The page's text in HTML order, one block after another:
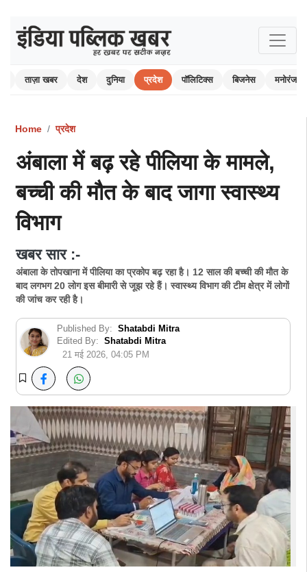
ताज़ा खबर देश दुनिया प्रदेश पॉलिटिक्स बिजनेस मनोरंजन
Home प्रदेश
अंबाला में बढ़ रहे पीलिया के मामले,
बच्ची की मौत के बाद जागा स्वास्थ्य
विभाग
खबर सार :-
अंबाला के तोपखाना में पीलिया का प्रकोप बढ़ रहा है। 12 साल की बच्ची की मौत के
बाद लगभग 20 लोग इस बीमारी से जूझ रहे हैं। स्वास्थ्य विभाग की टीम क्षेत्र में लोगों
की जांच कर रही है।
Published By: Shatabdi Mitra
Edited By: Shatabdi Mitra
21 मई 2026, 04:05 PM